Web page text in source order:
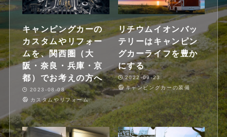
キャンピングカーの
カスタムやリフォー
ムを、関西圏（大
阪・奈良・兵庫・京
都）でお考えの方へ
2023-08-08
カスタムやリフォーム
リチウムイオンバッ
テリーはキャンピン
グカーライフを豊か
にする
2022-09-23
キャンピングカーの装備